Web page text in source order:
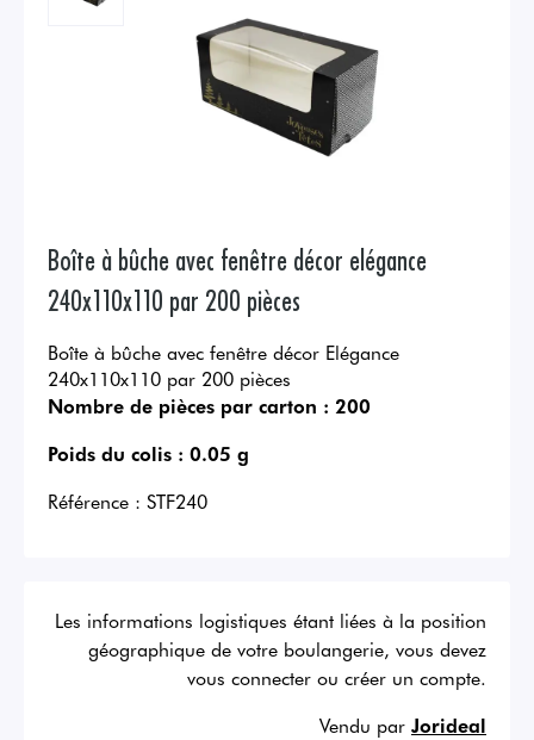
Boîte à bûche avec fenêtre décor elégance
240x110x110 par 200 pièces
Boîte à bûche avec fenêtre décor Elégance
240x110x110 par 200 pièces
Nombre de pièces par carton : 200
Poids du colis : 0.05 g
Référence : STF240
Les informations logistiques étant liées à la position
géographique de votre boulangerie, vous devez
vous connecter ou créer un compte.
Vendu par Jorideal